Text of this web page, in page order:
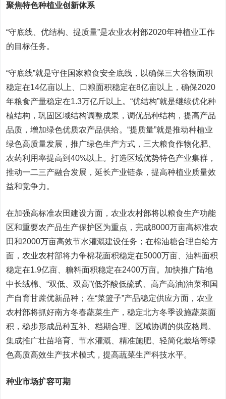
聚焦特色种植业创新体系
“守底线、优结构、提质量”是农业农村部2020年种植业工作
的目标任务。
“守底线”就是守住国家粮食安全底线，以确保三大谷物面积
稳定在14亿亩以上、口粮面积稳定在8亿亩以上，确保2020
年粮食产量稳定在1.3万亿斤以上。“优结构”就是继续优化种
植结构，巩固区域结构调整成果，调优品种结构，提高产品
品质，增加绿色优质农产品供给。“提质量”就是推动种植业
绿色高质量发展，推广绿色生产方式，三大粮食作物化肥、
农药利用率提高到40%以上。打造区域优势特色产业集群，
推动一二三产融合发展，延长产业链条，提高种植业质量效
益和竞争力。
在加强高标准农田建设方面，农业农村部将以粮食生产功能
区和重要农产品生产保护区为重点，完成8000万亩高标准农
田和2000万亩高效节水灌溉建设任务；在棉油糖合理自给方
面，农业农村部将力争棉花面积稳定在5000万亩、油料面积
稳定在1.9亿亩、糖料面积稳定在2400万亩。加快推广陆地
中长绒棉、“双低、双高”(低芥酸低硫甙、高产高油)油菜和国
产自育甘蔗优新品种；在“菜篮子”产品稳定供应方面，农业
农村部将抓好南方冬春蔬菜生产，稳定北方冬季设施蔬菜面
积，稳步形成品种互补、档期合理、区域协调的供应格局。
集成推广壮苗培育、节水灌溉、精准施肥、轻简化栽培等绿
色高质高效生产技术模式，提高蔬菜生产科技水平。
种业市场扩容可期